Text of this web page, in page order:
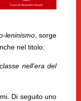
leninismo, sorge
nel titolo:
nell’era del
Di seguito uno